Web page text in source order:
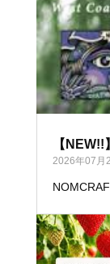
【
2026年07月